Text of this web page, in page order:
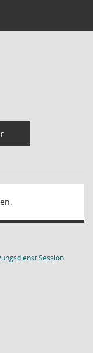
Session(Wird in